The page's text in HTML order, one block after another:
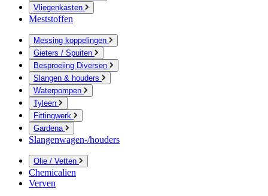
Vliegenkasten
Meststoffen
Messing koppelingen
Gieters / Spuiten
Besproeiing Diversen
Slangen & houders
Waterpompen
Tyleen
Fittingwerk
Gardena
Slangenwagen-/houders
Olie / Vetten
Chemicalien
Verven